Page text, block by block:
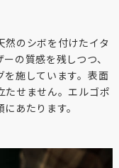
のシボを付けたイタ
の質感を残しつつ、
を施しています。表面
たせません。エルゴポ
あたります。